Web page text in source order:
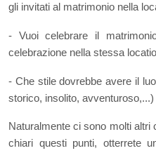
gli invitati al matrimonio nella
- Vuoi celebrare il
celebrazione nella stessa
- Che stile dovrebbe avere il
storico, insolito, avventuroso,...)
Naturalmente ci sono molti
chiari questi punti, otterrete